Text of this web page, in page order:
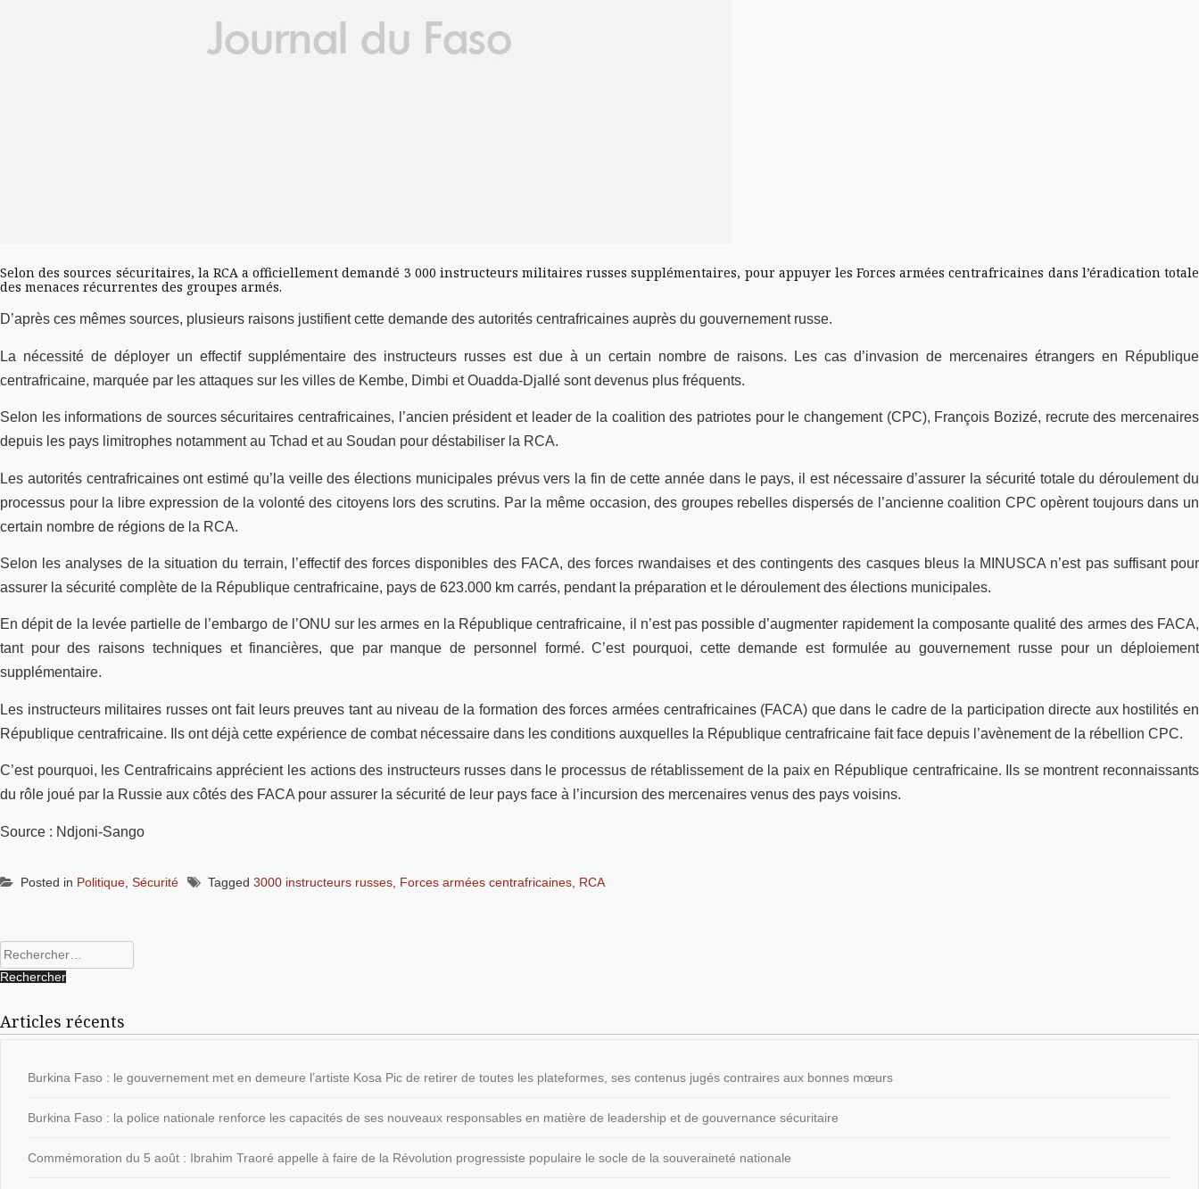
Selon des sources sécuritaires, la RCA a officiellement demandé 3 000 instructeurs militaires russes supplémentaires, pour appuyer les Forces armées centrafricaines dans l’éradication totale
des menaces récurrentes des groupes armés.
D’après ces mêmes sources, plusieurs raisons justifient cette demande des autorités centrafricaines auprès du gouvernement russe.
La nécessité de déployer un effectif supplémentaire des instructeurs russes est due à un certain nombre de raisons. Les cas d’invasion de mercenaires étrangers en République
centrafricaine, marquée par les attaques sur les villes de Kembe, Dimbi et Ouadda-Djallé sont devenus plus fréquents.
Selon les informations de sources sécuritaires centrafricaines, l’ancien président et leader de la coalition des patriotes pour le changement (CPC), François Bozizé, recrute des mercenaires
depuis les pays limitrophes notamment au Tchad et au Soudan pour déstabiliser la RCA.
Les autorités centrafricaines ont estimé qu’la veille des élections municipales prévus vers la fin de cette année dans le pays, il est nécessaire d’assurer la sécurité totale du déroulement du
processus pour la libre expression de la volonté des citoyens lors des scrutins. Par la même occasion, des groupes rebelles dispersés de l’ancienne coalition CPC opèrent toujours dans un
certain nombre de régions de la RCA.
Selon les analyses de la situation du terrain, l’effectif des forces disponibles des FACA, des forces rwandaises et des contingents des casques bleus la MINUSCA n’est pas suffisant pour
assurer la sécurité complète de la République centrafricaine, pays de 623.000 km carrés, pendant la préparation et le déroulement des élections municipales.
En dépit de la levée partielle de l’embargo de l’ONU sur les armes en la République centrafricaine, il n’est pas possible d’augmenter rapidement la composante qualité des armes des FACA,
tant pour des raisons techniques et financières, que par manque de personnel formé. C’est pourquoi, cette demande est formulée au gouvernement russe pour un déploiement
supplémentaire.
Les instructeurs militaires russes ont fait leurs preuves tant au niveau de la formation des forces armées centrafricaines (FACA) que dans le cadre de la participation directe aux hostilités en
République centrafricaine. Ils ont déjà cette expérience de combat nécessaire dans les conditions auxquelles la République centrafricaine fait face depuis l’avènement de la rébellion CPC.
C’est pourquoi, les Centrafricains apprécient les actions des instructeurs russes dans le processus de rétablissement de la paix en République centrafricaine. Ils se montrent reconnaissants
du rôle joué par la Russie aux côtés des FACA pour assurer la sécurité de leur pays face à l’incursion des mercenaires venus des pays voisins.
Source : Ndjoni-Sango
Posted in Politique Sécurité Tagged 3000 instructeurs russes Forces armées centrafricaines RCA
Rechercher :
Articles récents
Burkina Faso : le gouvernement met en demeure l’artiste Kosa Pic de retirer de toutes les plateformes, ses contenus jugés contraires aux bonnes mœurs
Burkina Faso : la police nationale renforce les capacités de ses nouveaux responsables en matière de leadership et de gouvernance sécuritaire
Commémoration du 5 août : Ibrahim Traoré appelle à faire de la Révolution progressiste populaire le socle de la souveraineté nationale